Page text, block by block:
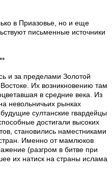
в Приазовье, но и еще
письменные источники
и за пределами Золотой
Их возникновению там
в средние века. Из
невольничьих рынках
султанские гвардейцы
достигали высоких
становились наместниками
Именно от мамлюков
(разгром в битве при
их натиск на страны ислама